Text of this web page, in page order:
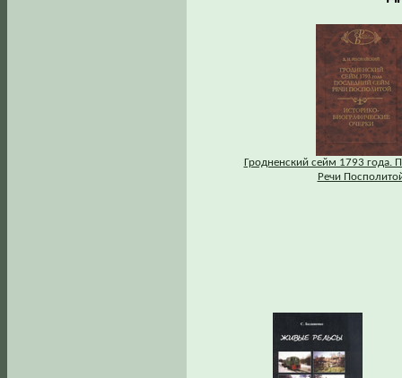
Гродненский сейм 1793 года.
Речи